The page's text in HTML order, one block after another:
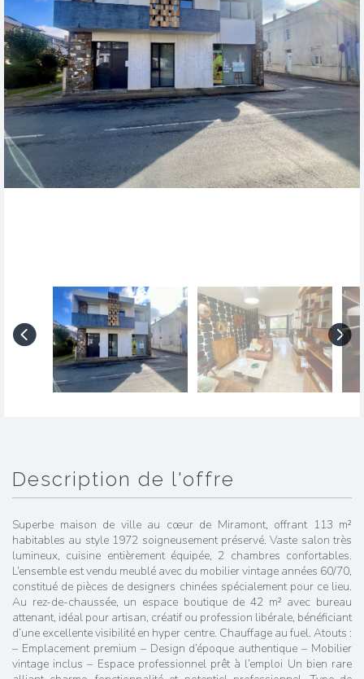
description de l'offre
Superbe maison de ville au cœur de Miramont, offrant 113 m²
habitables au style 1972 soigneusement préservé. Vaste salon très
lumineux, cuisine entièrement équipée, 2 chambres confortables.
L’ensemble est vendu meublé avec du mobilier vintage années 60/70,
constitué de pièces de designers chinées spécialement pour ce lieu.
Au rez-de-chaussée, un espace boutique de 42 m² avec bureau
attenant, idéal pour artisan, créatif ou profession libérale, bénéficiant
d’une excellente visibilité en hyper centre. Chauffage au fuel. Atouts :
– Emplacement premium – Design d’époque authentique – Mobilier
vintage inclus – Espace professionnel prêt à l’emploi Un bien rare